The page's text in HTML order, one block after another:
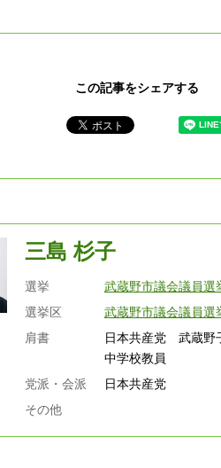
この記事をシェアする
三島 杉子
選挙 武蔵野市議会議員選
選挙区
武蔵野市議会議員選
肩書
日本共産党 武蔵野
中学校教員
党派・会派
日本共産党
その他